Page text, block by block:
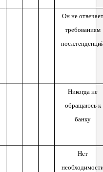
Он не отвечает
требованиям
Никогда не
обращаюсь к
банку
Нет